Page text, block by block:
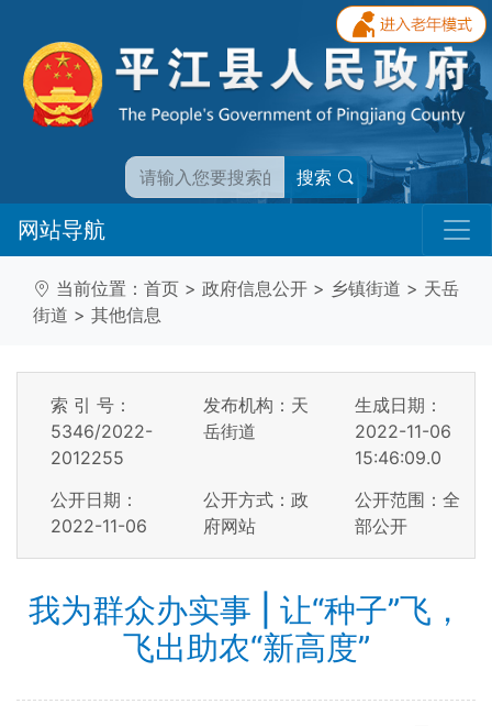
搜索
网站导航
当前位置： 首页 > 政府信息公开 > 乡镇街道 > 天岳
街道 > 其他信息
索 引 号：
5346/2022-
2012255
发布机构：天
岳街道
生成日期：
2022-11-06
15:46:09.0
公开日期：
2022-11-06
公开方式：政
府网站
公开范围：全
部公开
我为群众办实事 | 让“种子”飞，
飞出助农“新高度”